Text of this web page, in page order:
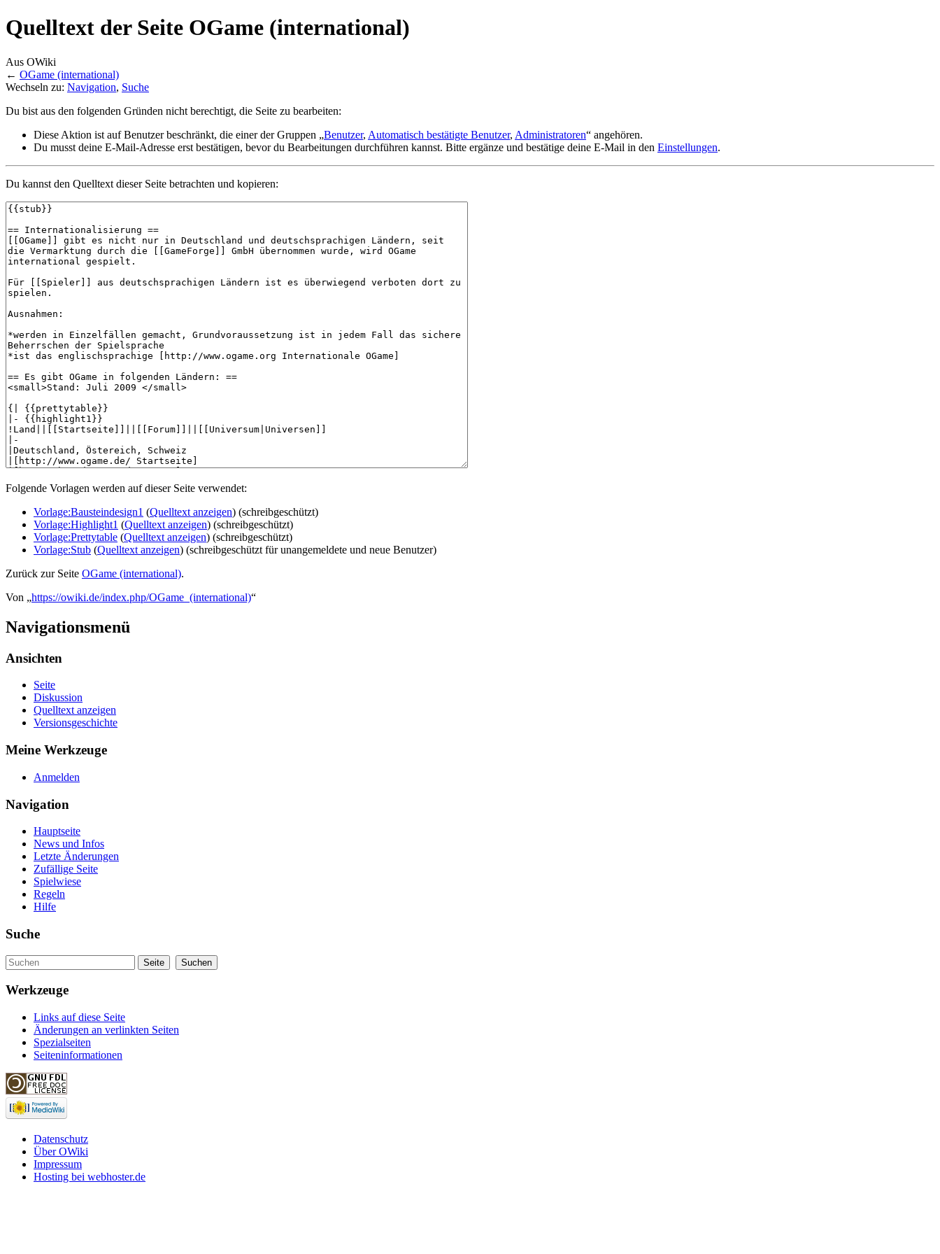
Quelltext der Seite OGame (international)
Aus OWiki
← OGame (international)
Wechseln zu: Navigation, Suche
Du bist aus den folgenden Gründen nicht berechtigt, die Seite zu bearbeiten:
Diese Aktion ist auf Benutzer beschränkt, die einer der Gruppen „Benutzer, Automatisch bestätigte Benutzer, Administratoren“ angehören.
Du musst deine E-Mail-Adresse erst bestätigen, bevor du Bearbeitungen durchführen kannst. Bitte ergänze und bestätige deine E-Mail in den Einstellungen.
Du kannst den Quelltext dieser Seite betrachten und kopieren:
Folgende Vorlagen werden auf dieser Seite verwendet:
Vorlage:Bausteindesign1 (Quelltext anzeigen) (schreibgeschützt)
Vorlage:Highlight1 (Quelltext anzeigen) (schreibgeschützt)
Vorlage:Prettytable (Quelltext anzeigen) (schreibgeschützt)
Vorlage:Stub (Quelltext anzeigen) (schreibgeschützt für unangemeldete und neue Benutzer)
Zurück zur Seite OGame (international).
Von „https://owiki.de/index.php/OGame_(international)“
Navigationsmenü
Ansichten
Seite
Diskussion
Quelltext anzeigen
Versionsgeschichte
Meine Werkzeuge
Anmelden
Navigation
Hauptseite
News und Infos
Letzte Änderungen
Zufällige Seite
Spielwiese
Regeln
Hilfe
Suche
Werkzeuge
Links auf diese Seite
Änderungen an verlinkten Seiten
Spezialseiten
Seiteninformationen
Datenschutz
Über OWiki
Impressum
Hosting bei webhoster.de